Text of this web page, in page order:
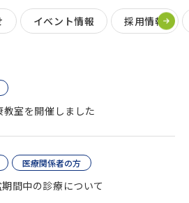
イベント情報 採用情報
室を開催しました
医療関係者の方
間中の診療について